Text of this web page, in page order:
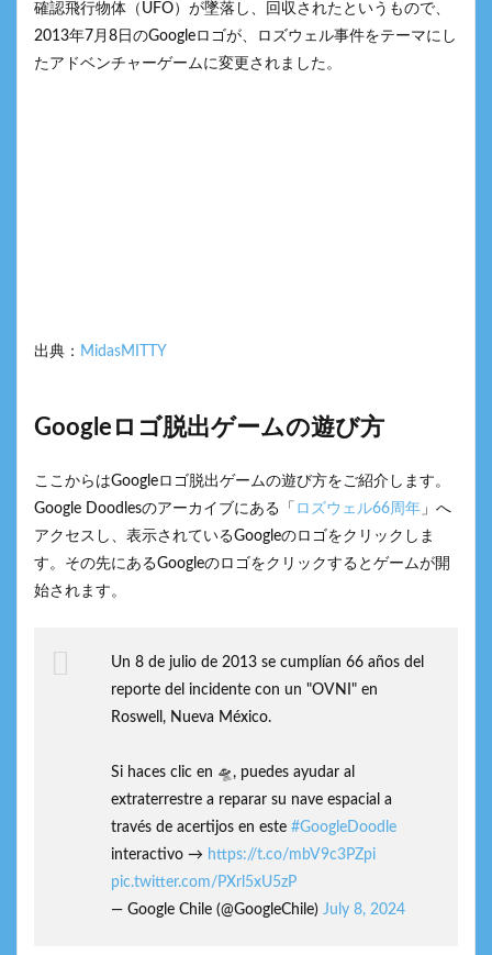
確認飛行物体（UFO）が墜落し、回収されたというもので、
2013年7月8日のGoogleロゴが、ロズウェル事件をテーマにし
たアドベンチャーゲームに変更されました。
出典： MidasMITTY
Googleロゴ脱出ゲームの遊び方
ここからはGoogleロゴ脱出ゲームの遊び方をご紹介します。
Google Doodlesのアーカイブにある「 ロズウェル66周年 」へ
アクセスし、表示されているGoogleのロゴをクリックしま
す。その先にあるGoogleのロゴをクリックするとゲームが開
始されます。
Un 8 de julio de 2013 se cumplían 66 años del
reporte del incidente con un "OVNI" en
Roswell, Nueva México.
Si haces clic en 🛸, puedes ayudar al
extraterrestre a reparar su nave espacial a
través de acertijos en este #GoogleDoodle
interactivo → https://t.co/mbV9c3PZpi
pic.twitter.com/PXrl5xU5zP
— Google Chile (@GoogleChile) July 8, 2024